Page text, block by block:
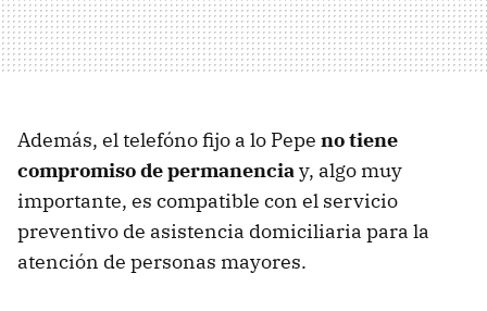
Además, el telefóno fijo a lo Pepe no tiene
compromiso de permanenciay, algo muy
importante, es compatible con el servicio
preventivo de asistencia domiciliaria para la
atención de personas mayores.